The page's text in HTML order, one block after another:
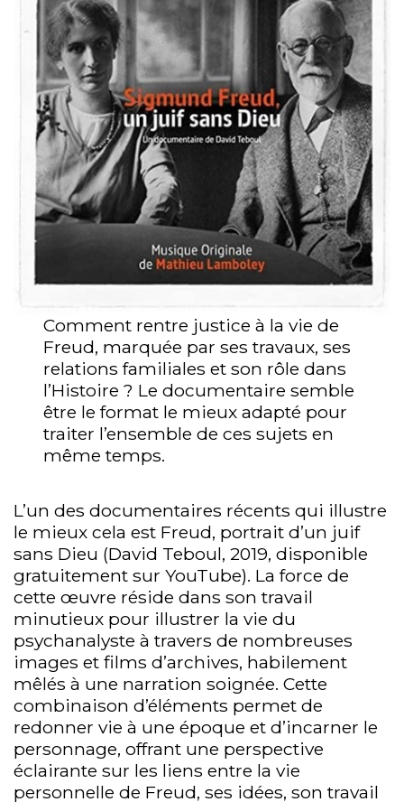
Comment rentre justice à la vie de
Freud, marquée par ses travaux, ses
relations familiales et son rôle dans
l’Histoire ? Le documentaire semble
être le format le mieux adapté pour
traiter l’ensemble de ces sujets en
même temps.
L’un des documentaires récents qui illustre
le mieux cela est Freud, portrait d’un juif
sans Dieu (David Teboul, 2019, disponible
gratuitement sur YouTube). La force de
cette œuvre réside dans son travail
minutieux pour illustrer la vie du
psychanalyste à travers de nombreuses
images et films d’archives, habilement
mêlés à une narration soignée. Cette
combinaison d’éléments permet de
redonner vie à une époque et d’incarner le
personnage, offrant une perspective
éclairante sur les liens entre la vie
personnelle de Freud, ses idées, son travail